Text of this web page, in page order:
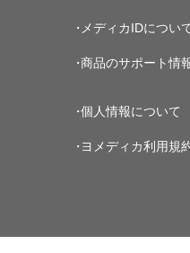
メディカIDについ
商品のサポート情
個人情報について
ヨメディカ利用規